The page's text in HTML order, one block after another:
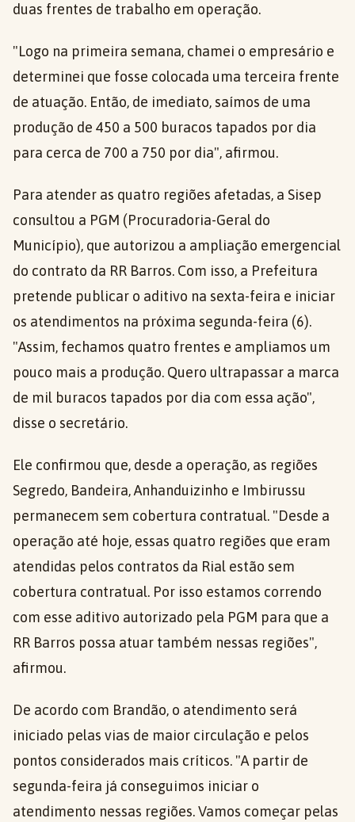
duas frentes de trabalho em operação.
"Logo na primeira semana, chamei o empresário e
determinei que fosse colocada uma terceira frente
de atuação. Então, de imediato, saímos de uma
produção de 450 a 500 buracos tapados por dia
para cerca de 700 a 750 por dia", afirmou.
Para atender as quatro regiões afetadas, a Sisep
consultou a PGM (Procuradoria-Geral do
Município), que autorizou a ampliação emergencial
do contrato da RR Barros. Com isso, a Prefeitura
pretende publicar o aditivo na sexta-feira e iniciar
os atendimentos na próxima segunda-feira (6).
"Assim, fechamos quatro frentes e ampliamos um
pouco mais a produção. Quero ultrapassar a marca
de mil buracos tapados por dia com essa ação",
disse o secretário.
Ele confirmou que, desde a operação, as regiões
Segredo, Bandeira, Anhanduizinho e Imbirussu
permanecem sem cobertura contratual. "Desde a
operação até hoje, essas quatro regiões que eram
atendidas pelos contratos da Rial estão sem
cobertura contratual. Por isso estamos correndo
com esse aditivo autorizado pela PGM para que a
RR Barros possa atuar também nessas regiões",
afirmou.
De acordo com Brandão, o atendimento será
iniciado pelas vias de maior circulação e pelos
pontos considerados mais críticos. "A partir de
segunda-feira já conseguimos iniciar o
atendimento nessas regiões. Vamos começar pelas